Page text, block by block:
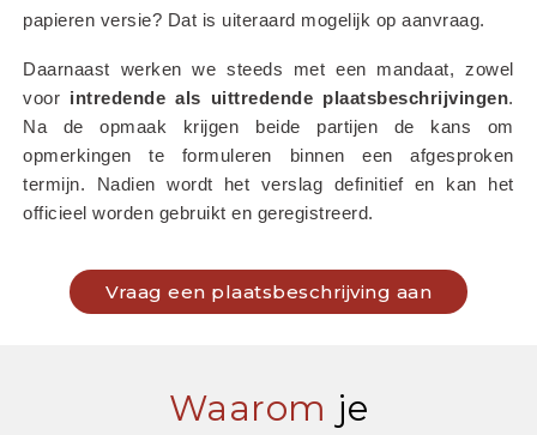
papieren versie? Dat is uiteraard mogelijk op aanvraag.
Daarnaast werken we steeds met een mandaat, zowel
voor intredende als uittredende plaatsbeschrijvingen.
Na de opmaak krijgen beide partijen de kans om
opmerkingen te formuleren binnen een afgesproken
termijn. Nadien wordt het verslag definitief en kan het
officieel worden gebruikt en geregistreerd.
Vraag een plaatsbeschrijving aan
Waarom je